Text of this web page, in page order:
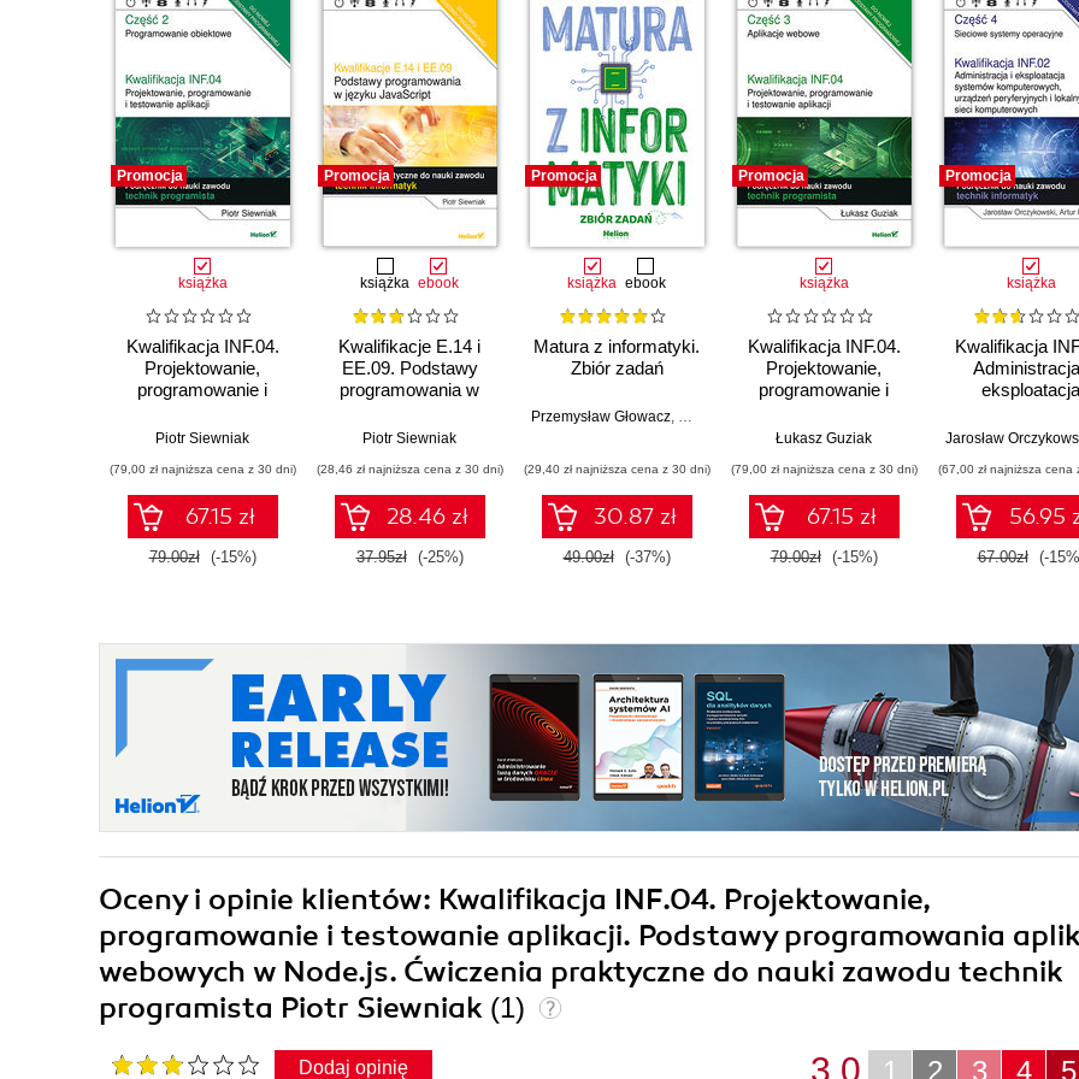
Promocja
książka
Kwalifikacja INF.04.
Projektowanie,
programowanie i
Część 2.
obiektowe.
Podręcznik do nauki
zawodu technik
programista
Piotr Siewniak
(79,00 zł najniższa cena z 30 dni)
67.15 zł
79.00zł (-15%)
Promocja
książka ebook
Kwalifikacje E.14 i
EE.09. Podstawy
programowania w
Ćwiczenia
zawodu technik
informatyk
Piotr Siewniak
(28,46 zł najniższa cena z 30 dni)
28.46 zł
37.95zł (-25%)
Promocja
książka ebook
Matura z informatyki.
Zbiór zadań
Przemysław Głowacz, Waldemar Walczak
(29,40 zł najniższa cena z 30 dni)
30.87 zł
49.00zł (-37%)
Promocja
książka
Kwalifikacja INF.04.
Projektowanie,
programowanie i
Część 3. Aplikacje
do nauki zawodu
technik programista
Łukasz Guziak
(79,00 zł najniższa cena z 30 dni)
67.15 zł
79.00zł (-15%)
Promocja
książka
Kwalifikacja
eksploatacja
lokalnych
Część 4.
systemy
Jarosław
(67,00 zł najniższa cena
56.95
67.00zł (-
Oceny i opinie klientów: Kwalifikacja INF.04. Projektowanie,
programowanie i testowanie aplikacji. Podstawy programowania
webowych w Node.js. Ćwiczenia praktyczne do nauki zawodu technik
programista Piotr Siewniak (1)
Dodaj opinię 5
4
3
2
1
3.0